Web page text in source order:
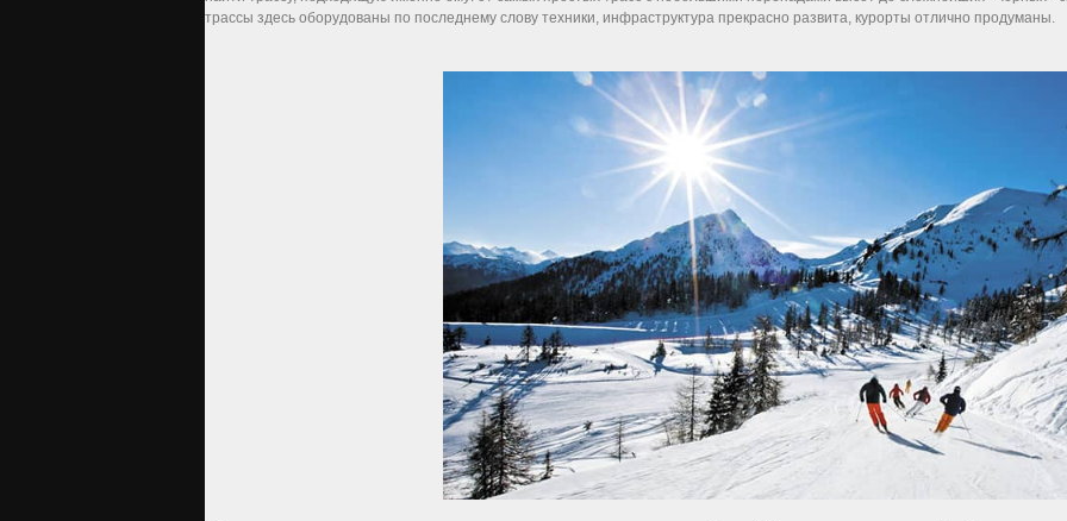
трассы здесь оборудованы по последнему слову техники, инфраструктура прекрасно развита, курорты отлично продуманы.